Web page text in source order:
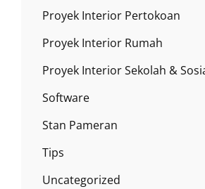
Proyek Interior Pertokoan
Proyek Interior Rumah
Proyek Interior Sekolah &
Software
Stan Pameran
Tips
Uncategorized